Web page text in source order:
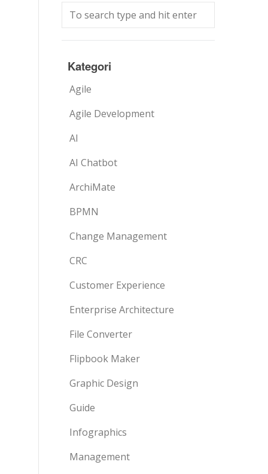
Kategori
Agile
Agile Development
AI
AI Chatbot
ArchiMate
BPMN
Change Management
CRC
Customer Experience
Enterprise Architecture
File Converter
Flipbook Maker
Graphic Design
Guide
Infographics
Management